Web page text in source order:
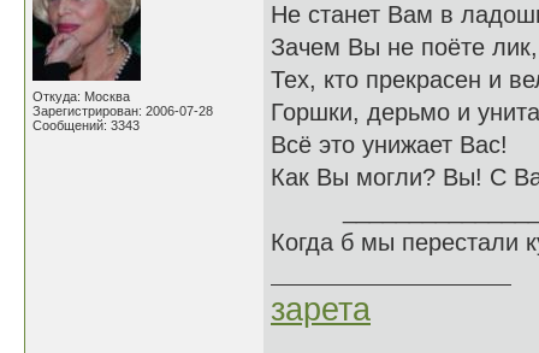
Откуда: Москва
Зарегистрирован: 2006-07-28
Сообщений: 3343
Не станет Вам в
Зачем Вы не поёте лик,
Тех, кто прекрасен и
Горшки, дерьмо и
Всё это унижает Вас!
Как Вы могли? Вы! С
Когда б мы перестали
зарета